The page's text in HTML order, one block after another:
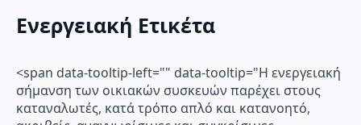
Ενεργειακή Ετικέτα
<span data-tooltip-left="" data-tooltip="Η ενεργειακή
σήμανση των οικιακών συσκευών παρέχει στους
καταναλωτές, κατά τρόπο απλό και κατανοητό,